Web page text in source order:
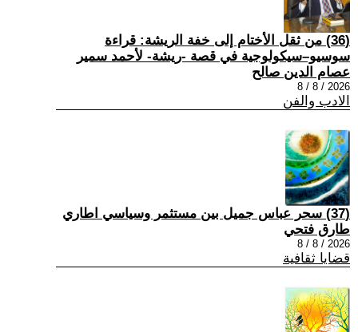
(36) من ثقل الأختام إلى خفة الريشة: قراءة
سوسيو–سيكولوجية في قصة -ريشة- لأحمد سمير
عصام الدين صالح
2026 / 8 / 8
الادب والفن
(37) سحر عباس جميل بين مستثمر وسياسي اطاري
طارق فتحي
2026 / 8 / 8
قضايا ثقافية